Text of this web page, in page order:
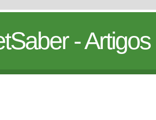
- Artigos